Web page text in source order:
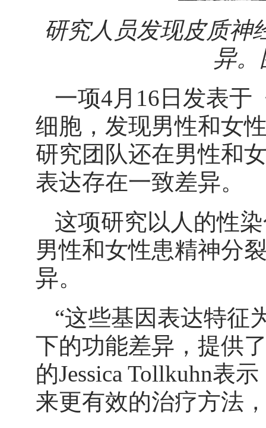
研究人员发现皮质神
异。
一项4月16日发表于
细胞，发现男性和女
研究团队还在男性和
表达存在一致差异。
这项研究以人的性
男性和女性患精神分
异。
“这些基因表达特征
下的功能差异，提供
的Jessica Tollkuhn表
来更有效的治疗方法